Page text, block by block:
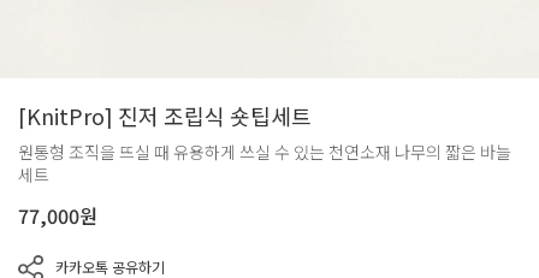
[KnitPro] 진저 조립식 숏팁세트
원통형 조직을 뜨실 때 유용하게 쓰실 수 있는 천연소재 나무의 짧은 바늘
세트
77,000원
카카오톡 공유하기